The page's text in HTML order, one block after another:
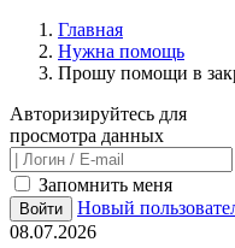
Главная
Нужна помощь
Прошу помощи в
Авторизируйтесь для
просмотра данных
Запомнить меня
Войти
Новый
08.07.2026